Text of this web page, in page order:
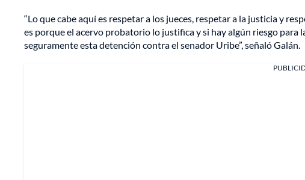
“Lo que cabe aquí es respetar a los jueces, respetar a la justicia y
es porque el acervo probatorio lo justifica y si hay algún riesgo para
seguramente esta detención contra el senador Uribe”, señaló Galán.